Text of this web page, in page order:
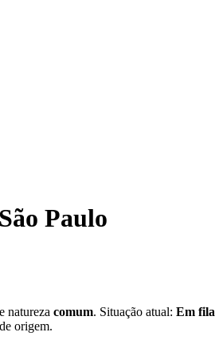
Paulo
natureza comum. Situação atual: Em fila
origem.